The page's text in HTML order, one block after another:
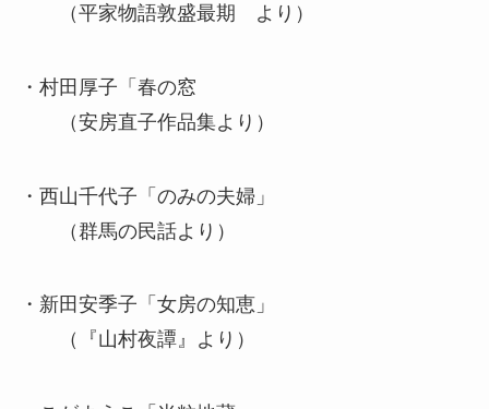
（平家物語敦盛最期 より）
・村田厚子「春の窓
（安房直子作品集より）
・西山千代子「のみの夫婦」
（群馬の民話より）
・新田安季子「女房の知恵」
（『山村夜譚』より）